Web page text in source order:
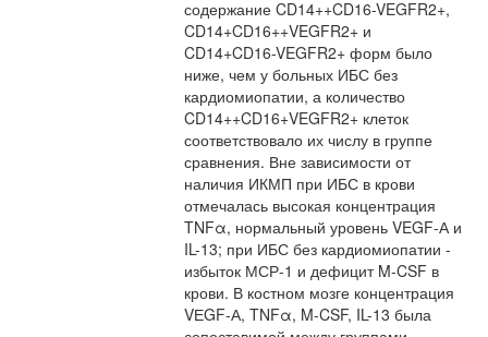
содержание CD14++CD16-VEGFR2+,
CD14+CD16++VEGFR2+ и
CD14+CD16-VEGFR2+ форм было
ниже, чем у больных ИБС без
кардиомиопатии, а количество
CD14++CD16+VEGFR2+ клеток
соответствовало их числу в группе
сравнения. Вне зависимости от
наличия ИКМП при ИБС в крови
отмечалась высокая концентрация
TNFα, нормальный уровень VEGF-А и
IL-13; при ИБС без кардиомиопатии -
избыток МСР-1 и дефицит M-CSF в
крови. В костном мозге концентрация
VЕGF-А, TNFα, M-CSF, IL-13 была